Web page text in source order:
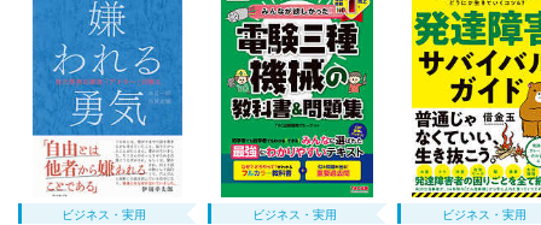
ビジネス・実用 ビジネス・実用 ビジネス・実用